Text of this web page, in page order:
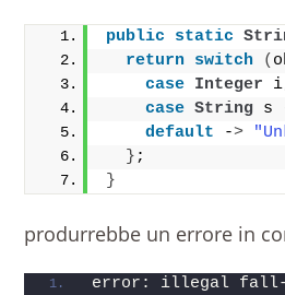
public static
return switch (
case Integer
case String s
default ->
} ;
}
produrrebbe un errore in
error: illegal fall-